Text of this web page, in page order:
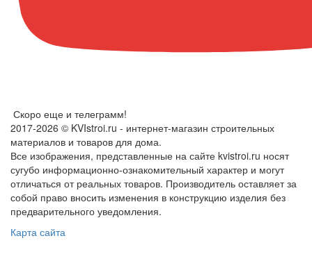
Скоро еще и телеграмм!
2017-2026 © KVIstroi.ru - интернет-магазин строительных
материалов и товаров для дома.
Все изображения, представленные на сайте kvistroi.ru носят
сугубо информационно-ознакомительный характер и могут
отличаться от реальных товаров. Производитель оставляет за
собой право вносить изменения в конструкцию изделия без
предварительного уведомления.
Карта сайта